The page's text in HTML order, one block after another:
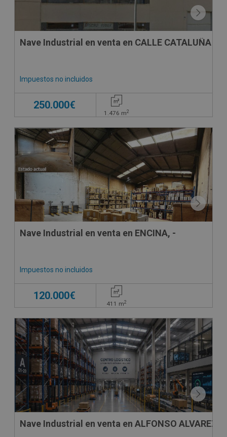
Nave Industrial en venta en CALLE CATALUÑA , 5
Impuestos no incluidos
250.000€
1.476 m2
Nave Industrial en venta en ENCINA, -
Impuestos no incluidos
120.000€
411 m2
Nave Industrial en venta en ALFONSO ALVAREZ